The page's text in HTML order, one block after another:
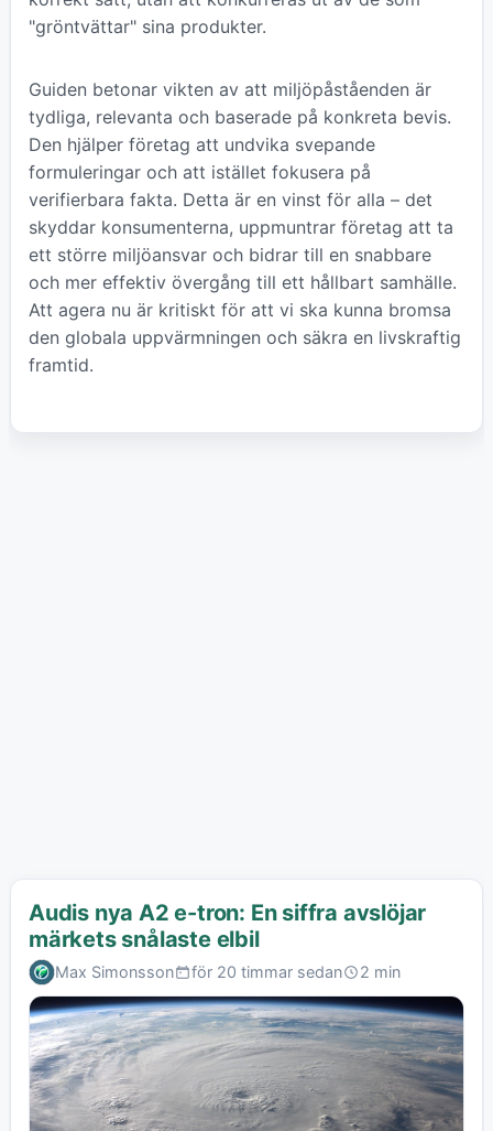
"gröntvättar" sina produkter.
Guiden betonar vikten av att miljöpåståenden är
tydliga, relevanta och baserade på konkreta bevis.
Den hjälper företag att undvika svepande
formuleringar och att istället fokusera på
verifierbara fakta. Detta är en vinst för alla – det
skyddar konsumenterna, uppmuntrar företag att ta
ett större miljöansvar och bidrar till en snabbare
och mer effektiv övergång till ett hållbart samhälle.
Att agera nu är kritiskt för att vi ska kunna bromsa
den globala uppvärmningen och säkra en livskraftig
framtid.
Audis nya A2 e-tron: En siffra avslöjar
märkets snålaste elbil
Max Simonsson för 20 timmar sedan 2 min